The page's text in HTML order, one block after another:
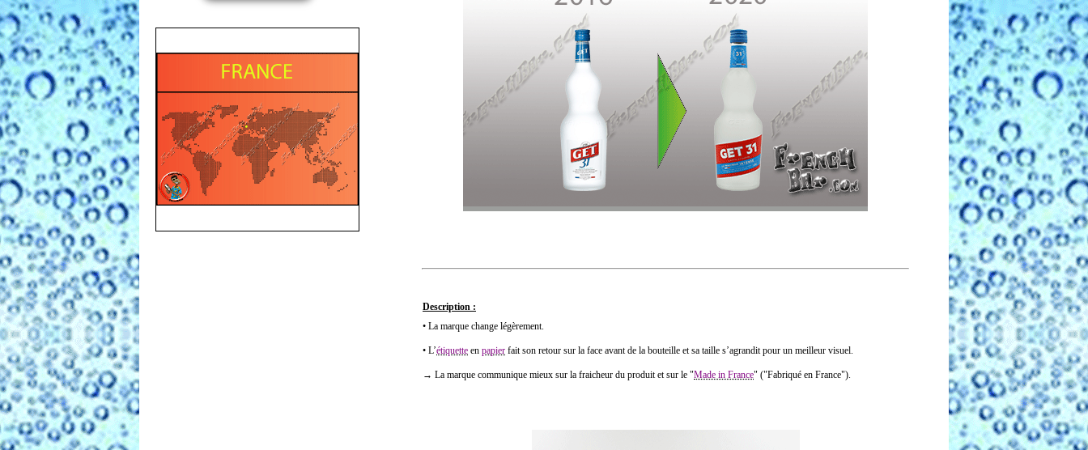
Description :
• La marque change légèrement.
• L’étiquette en papier fait son retour sur la face avant de la bouteille et sa taille s’agrandit pour un meilleur visuel.
→ La marque communique mieux sur la fraicheur du produit et sur le "Made in France" ("Fabriqué en France").